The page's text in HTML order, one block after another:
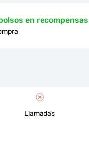
en recompensas
Llamadas